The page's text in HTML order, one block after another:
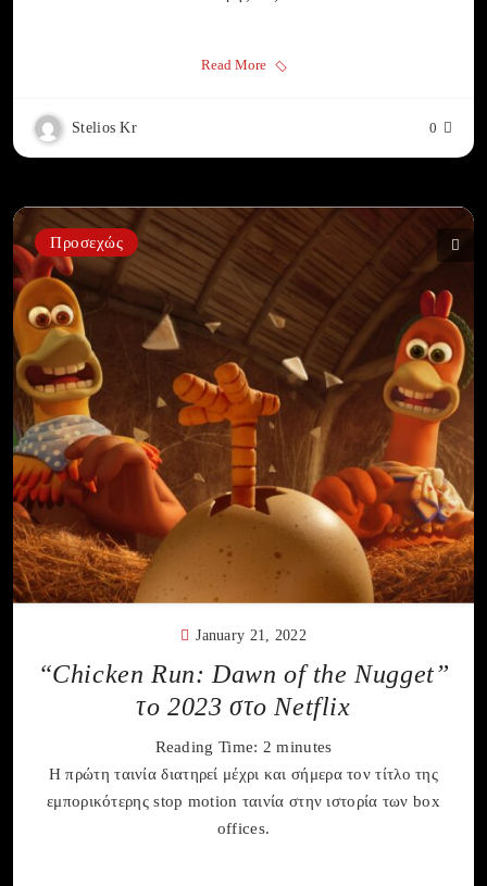
Read More
Stelios Kr 0
Προσεχώς
January 21, 2022
“Chicken Run: Dawn of the Nugget”
το 2023 στο Netflix
Reading Time: 2 minutes
Η πρώτη ταινία διατηρεί μέχρι και σήμερα τον τίτλο της
εμπορικότερης stop motion ταινία στην ιστορία των box
offices.